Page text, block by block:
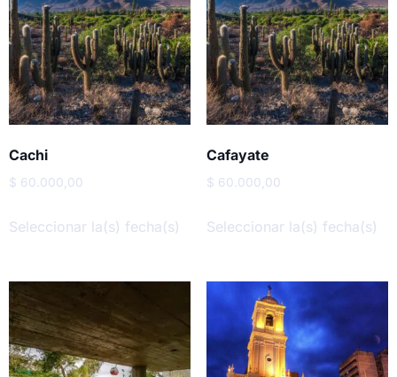
Cachi
$ 60.000,00
Seleccionar la(s) fecha(s)
Cafayate
$ 60.000,00
Seleccionar la(s) fecha(s)